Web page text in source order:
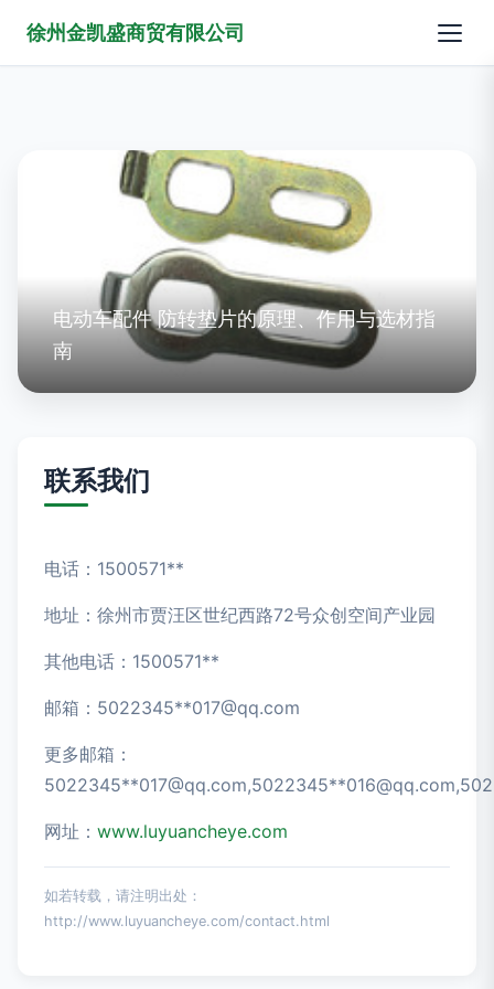
徐州金凯盛商贸有限公司
电动车配件 防转垫片的原理、作用与选材指
南
联系我们
电话：1500571**
地址：徐州市贾汪区世纪西路72号众创空间产业园
其他电话：1500571**
邮箱：5022345**017@qq.com
更多邮箱：
5022345**017@qq.com,5022345**016@qq.com
网址： www.luyuancheye.com
如若转载，请注明出处：
http://www.luyuancheye.com/contact.html